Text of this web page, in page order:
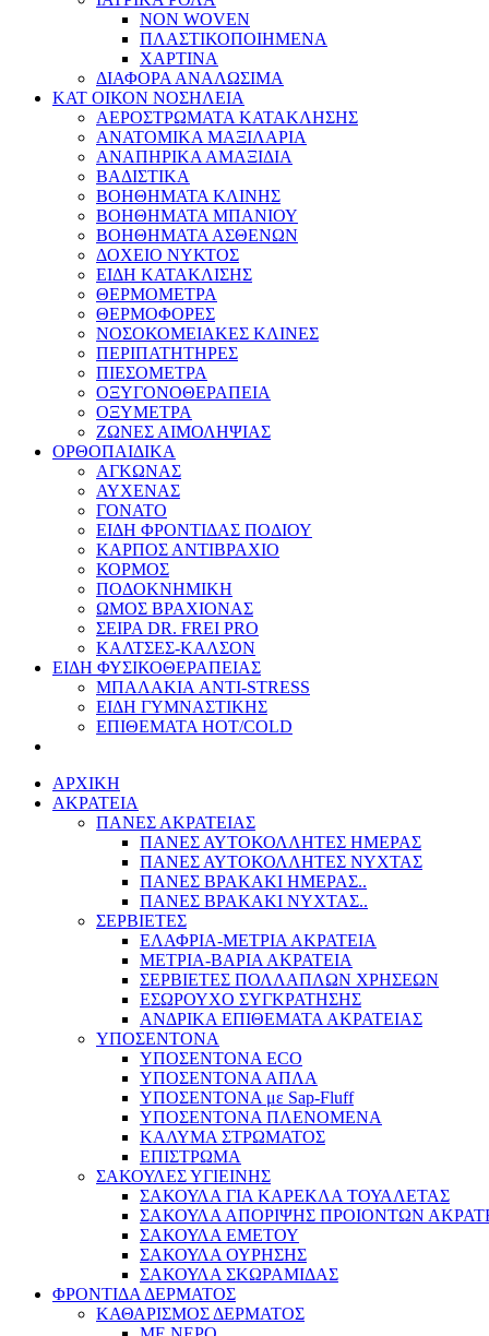
NON WOVEN
ΠΛΑΣΤΙΚΟΠΟΙΗΜΕΝΑ
ΧΑΡΤΙΝΑ
ΔΙΑΦΟΡΑ ΑΝΑΛΩΣΙΜΑ
ΚΑΤ ΟΙΚΟΝ ΝΟΣΗΛΕΙΑ
ΑΕΡΟΣΤΡΩΜΑΤΑ ΚΑΤΑΚΛΗΣΗΣ
ΑΝΑΤΟΜΙΚΑ ΜΑΞΙΛΑΡΙΑ
ΑΝΑΠΗΡΙΚΑ ΑΜΑΞΙΔΙΑ
ΒΑΔΙΣΤΙΚΑ
ΒΟΗΘΗΜΑΤΑ ΚΛΙΝΗΣ
ΒΟΗΘΗΜΑΤΑ ΜΠΑΝΙΟΥ
ΒΟΗΘΗΜΑΤΑ ΑΣΘΕΝΩΝ
ΔΟΧΕΙΟ ΝΥΚΤΟΣ
ΕΙΔΗ ΚΑΤΑΚΛΙΣΗΣ
ΘΕΡΜΟΜΕΤΡΑ
ΘΕΡΜΟΦΟΡΕΣ
ΝΟΣΟΚΟΜΕΙΑΚΕΣ ΚΛΙΝΕΣ
ΠΕΡΙΠΑΤΗΤΗΡΕΣ
ΠΙΕΣΟΜΕΤΡΑ
ΟΞΥΓΟΝΟΘΕΡΑΠΕΙΑ
ΟΞΥΜΕΤΡΑ
ΖΩΝΕΣ ΑΙΜΟΛΗΨΙΑΣ
ΟΡΘΟΠΑΙΔΙΚΑ
ΑΓΚΩΝΑΣ
ΑΥΧΕΝΑΣ
ΓΟΝΑΤΟ
ΕΙΔΗ ΦΡΟΝΤΙΔΑΣ ΠΟΔΙΟΥ
ΚΑΡΠΟΣ ΑΝΤΙΒΡΑΧΙΟ
ΚΟΡΜΟΣ
ΠΟΔΟΚΝΗΜΙΚΗ
ΩΜΟΣ ΒΡΑΧΙΟΝΑΣ
ΣΕΙΡΑ DR. FREI PRO
ΚΑΛΤΣΕΣ-ΚΑΛΣΟΝ
ΕΙΔΗ ΦΥΣΙΚΟΘΕΡΑΠΕΙΑΣ
ΜΠΑΛΑΚΙΑ ANTI-STRESS
ΕΙΔΗ ΓΥΜΝΑΣΤΙΚΗΣ
ΕΠΙΘΕΜΑΤΑ HOT/COLD
ΑΡΧΙΚΗ
ΑΚΡΑΤΕΙΑ
ΠΑΝΕΣ ΑΚΡΑΤΕΙΑΣ
ΠΑΝΕΣ ΑΥΤΟΚΟΛΛΗΤΕΣ ΗΜΕΡΑΣ
ΠΑΝΕΣ ΑΥΤΟΚΟΛΛΗΤΕΣ ΝΥΧΤΑΣ
ΠΑΝΕΣ ΒΡΑΚΑΚΙ ΗΜΕΡΑΣ..
ΠΑΝΕΣ ΒΡΑΚΑΚΙ ΝΥΧΤΑΣ..
ΣΕΡΒΙΕΤΕΣ
ΕΛΑΦΡΙΑ-ΜΕΤΡΙΑ ΑΚΡΑΤΕΙΑ
ΜΕΤΡΙΑ-ΒΑΡΙΑ ΑΚΡΑΤΕΙΑ
ΣΕΡΒΙΕΤΕΣ ΠΟΛΛΑΠΛΩΝ ΧΡΗΣΕΩΝ
ΕΣΩΡΟΥΧΟ ΣΥΓΚΡΑΤΗΣΗΣ
ΑΝΔΡΙΚΑ ΕΠΙΘΕΜΑΤΑ ΑΚΡΑΤΕΙΑΣ
ΥΠΟΣΕΝΤΟΝΑ
ΥΠΟΣΕΝΤΟΝΑ ECO
ΥΠΟΣΕΝΤΟΝΑ ΑΠΛΑ
ΥΠΟΣΕΝΤΟΝΑ με Sap-Fluff
ΥΠΟΣΕΝΤΟΝΑ ΠΛΕΝΟΜΕΝΑ
ΚΑΛΥΜΑ ΣΤΡΩΜΑΤΟΣ
ΕΠΙΣΤΡΩΜΑ
ΣΑΚΟΥΛΕΣ ΥΓΙΕΙΝΗΣ
ΣΑΚΟΥΛΑ ΓΙΑ ΚΑΡΕΚΛΑ ΤΟΥΑΛΕΤΑΣ
ΣΑΚΟΥΛΑ ΑΠΟΡΙΨΗΣ ΠΡΟΙΟΝΤΩΝ
ΣΑΚΟΥΛΑ ΕΜΕΤΟΥ
ΣΑΚΟΥΛΑ ΟΥΡΗΣΗΣ
ΣΑΚΟΥΛΑ ΣΚΩΡΑΜΙΔΑΣ
ΦΡΟΝΤΙΔΑ ΔΕΡΜΑΤΟΣ
ΚΑΘΑΡΙΣΜΟΣ ΔΕΡΜΑΤΟΣ